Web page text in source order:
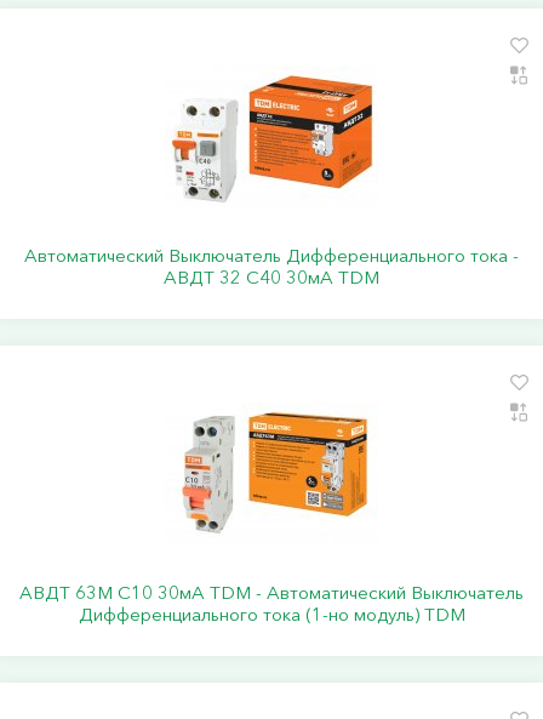
Автоматический Выключатель Дифференциального тока -
АВДТ 32 С40 30мА TDM
АВДТ 63М C10 30мА TDM - Автоматический Выключатель
Дифференциального тока (1-но модуль) ТDM